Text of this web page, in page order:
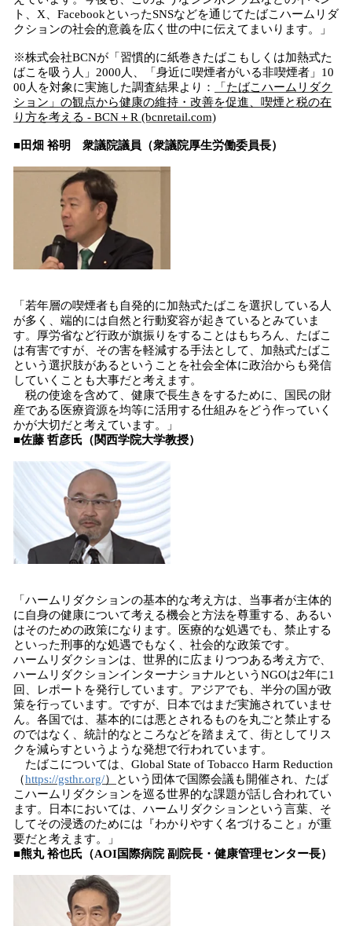
ト、X、FacebookといったSNSなどを通じてたばこハームリダ
クションの社会的意義を広く世の中に伝えてまいります。」
※株式会社BCNが「習慣的に紙巻きたばこもしくは加熱式た
ばこを吸う人」2000人、「身近に喫煙者がいる非喫煙者」10
00人を対象に実施した調査結果より：
「たばこハームリダク
ション」の観点から健康の維持・改善を促進、喫煙と税の在
り方を考える - BCN＋R (bcnretail.com)
■田畑 裕明 衆議院議員（衆議院厚生労働委員長）
「若年層の喫煙者も自発的に加熱式たばこを選択している人
が多く、端的には自然と行動変容が起きているとみていま
す。厚労省など行政が旗振りをすることはもちろん、たばこ
は有害ですが、その害を軽減する手法として、加熱式たばこ
という選択肢があるということを社会全体に政治からも発信
していくことも大事だと考えます。
税の使途を含めて、健康で長生きをするために、国民の財
産である医療資源を均等に活用する仕組みをどう作っていく
かが大切だと考えています。」
■佐藤 哲彦氏（関西学院大学教授）
「ハームリダクションの基本的な考え方は、当事者が主体的
に自身の健康について考える機会と方法を尊重する、あるい
はそのための政策になります。医療的な処遇でも、禁止する
といった刑事的な処遇でもなく、社会的な政策です。
ハームリダクションは、世界的に広まりつつある考え方で、
ハームリダクションインターナショナルというNGOは2年に1
回、レポートを発行しています。アジアでも、半分の国が政
策を行っています。ですが、日本ではまだ実施されていませ
ん。各国では、基本的には悪とされるものを丸ごと禁止する
のではなく、統計的なところなどを踏まえて、街としてリス
クを減らすというような発想で行われています。
たばこについては、Global State of Tobacco Harm Reduction
（https://gsthr.org/）
という団体で国際会議も開催され、たば
こハームリダクションを巡る世界的な課題が話し合われてい
ます。日本においては、ハームリダクションという言葉、そ
してその浸透のためには『わかりやすく名づけること』が重
要だと考えます。」
■熊丸 裕也氏（AOI国際病院 副院長・健康管理センター長）